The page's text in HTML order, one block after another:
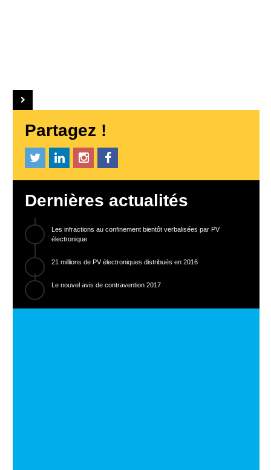
Partagez !
Dernières actualités
Les infractions au confinement bientôt verbalisées par PV
électronique
21 millions de PV électroniques distribués en 2016
Le nouvel avis de contravention 2017